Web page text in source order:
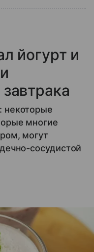
йогурт и
некоторые
многие
могут
сосудистой